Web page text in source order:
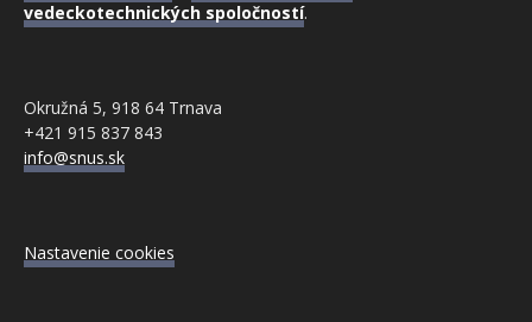
vedeckotechnických spoločností.
Okružná 5, 918 64 Trnava
+421 915 837 843
info@snus.sk
Nastavenie cookies